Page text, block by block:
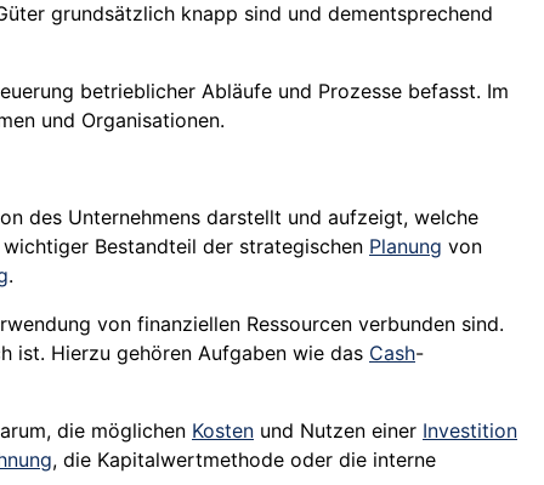
grundsätzlich knapp sind und dementsprechend
betrieblicher Abläufe und Prozesse befasst. Im
und Organisationen.
des Unternehmens darstellt und aufzeigt, welche
Bestandteil der strategischen Planung von
.
von finanziellen Ressourcen verbunden sind.
ist. Hierzu gehören Aufgaben wie das Cash-
die möglichen Kosten und Nutzen einer Investition
, die Kapitalwertmethode oder die interne